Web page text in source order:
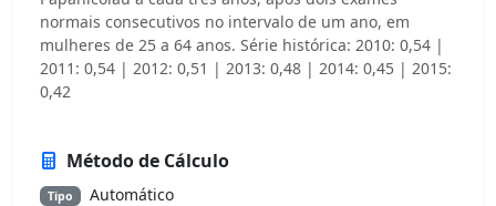
normais consecutivos no intervalo de um ano, em
mulheres de 25 a 64 anos. Série histórica: 2010: 0,54 |
2011: 0,54 | 2012: 0,51 | 2013: 0,48 | 2014: 0,45 | 2015:
0,42
Método de Cálculo
Tipo Automático